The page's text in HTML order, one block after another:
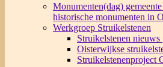
Monumenten(dag)
historische monumenten in
Werkgroep Struikelstenen
Struikelstenen nieuws
Oisterwijkse
Struikelstenenproject